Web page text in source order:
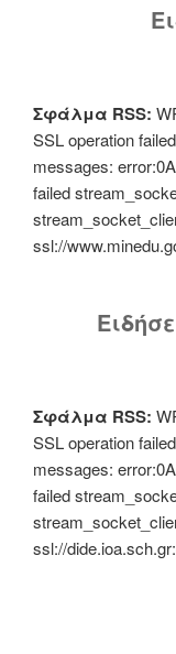
Σφάλμα RSS:
SSL operation
messages:
failed
ssl://
Σφάλμα RSS:
SSL operation
messages:
failed
ssl://